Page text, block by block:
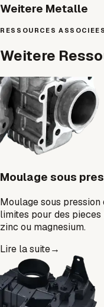
Weitere Metalle
RESSOURCES ASSOCIEES
Weitere
Moulage sous
Moulage sous
limites pour des
zinc ou magnesium.
Lire la suite→